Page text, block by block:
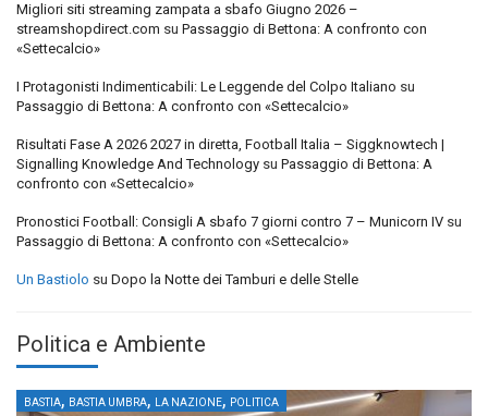
Migliori siti streaming zampata a sbafo Giugno 2026 –
streamshopdirect.com su Passaggio di Bettona: A confronto con
«Settecalcio»
I Protagonisti Indimenticabili: Le Leggende del Colpo Italiano su
Passaggio di Bettona: A confronto con «Settecalcio»
Risultati Fase A 2026 2027 in diretta, Football Italia – Siggknowtech |
Signalling Knowledge And Technology su Passaggio di Bettona: A
confronto con «Settecalcio»
Pronostici Football: Consigli A sbafo 7 giorni contro 7 – Municorn IV su
Passaggio di Bettona: A confronto con «Settecalcio»
Un Bastiolo su Dopo la Notte dei Tamburi e delle Stelle
Politica e Ambiente
BASTIA, BASTIA UMBRA, LA NAZIONE, POLITICA